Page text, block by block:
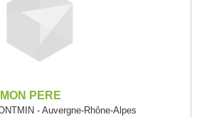
PERE
- Auvergne-Rhône-Alpes